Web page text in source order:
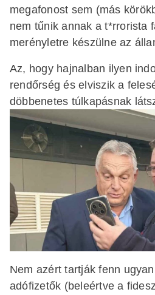
megafonost sem (más
nem tűnik annak a t*rrorista
merényletre készülne az
Az, hogy hajnalban ilyen
rendőrség és elviszik a
döbbenetes túlkapásnak
Nem azért tartják fenn
adófizetők (beleértve a